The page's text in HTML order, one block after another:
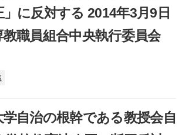
に反対する 2014年3月9日
職員組合中央執行委員会
自治の根幹である教授会自